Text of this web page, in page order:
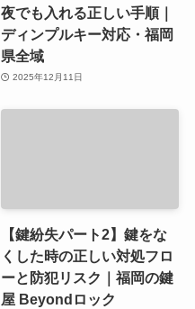
夜でも入れる正しい手順｜
ディンプルキー対応・福岡
県全域
2025年12月11日
【鍵紛失パート2】鍵をな
くした時の正しい対処フロ
ーと防犯リスク｜福岡の鍵
屋 Beyondロック